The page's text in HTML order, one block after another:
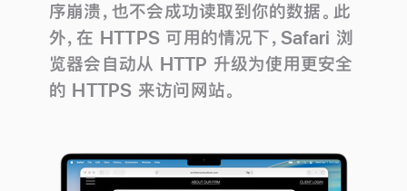
序崩溃，也不会成功读取到你的数据。此
外，在 HTTPS 可用的情况下，Safari 浏
览器会自动从 HTTP 升级为使用更安全
的 HTTPS 来访问 网站。